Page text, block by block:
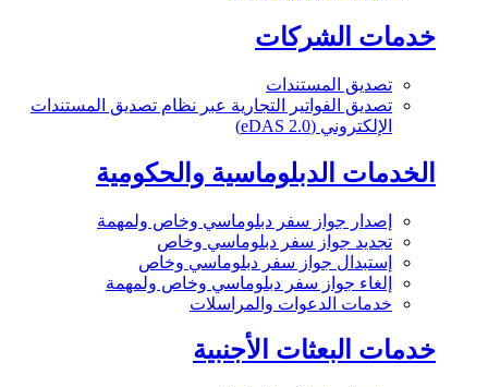
خدمات الشركات
تصديق المستندات
تصديق الفواتير التجارية عبر نظام تصديق المستندات
الإلكتروني (eDAS 2.0)
الخدمات الدبلوماسية والحكومية
إصدار جواز سفر دبلوماسي وخاص ولمهمة
تجديد جواز سفر دبلوماسي وخاص
إستبدال جواز سفر دبلوماسي وخاص
إلغاء جواز سفر دبلوماسي وخاص ولمهمة
خدمات الدعوات والمراسلات
خدمات البعثات الأجنبية